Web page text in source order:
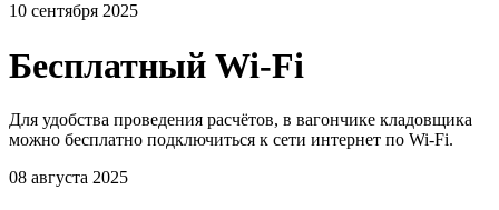
10 сентября 2025
Бесплатный Wi-Fi
Для удобства проведения расчётов, в вагончике кладовщика
можно бесплатно подключиться к сети интернет по Wi-Fi.
08 августа 2025